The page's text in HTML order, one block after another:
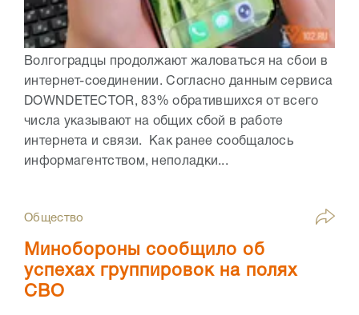
Волгоградцы продолжают жаловаться на сбои в
интернет-соединении. Согласно данным сервиса
DOWNDETECTOR, 83% обратившихся от всего
числа указывают на общих сбой в работе
интернета и связи. Как ранее сообщалось
информагентством, неполадки...
Общество
Минобороны сообщило об
успехах группировок на полях
СВО